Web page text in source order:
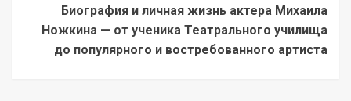
Биография и личная жизнь актера Михаила
Ножкина — от ученика Театрального училища
до популярного и востребованного артиста